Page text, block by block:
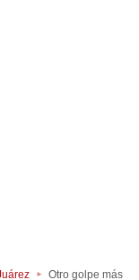
Otro golpe más